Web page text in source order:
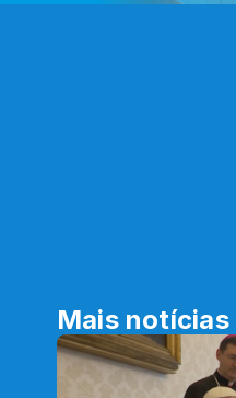
Mais notícias